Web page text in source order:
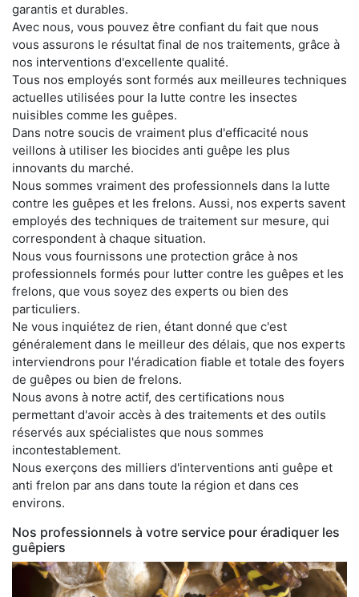
garantis et durables.
Avec nous, vous pouvez être confiant du fait que nous
vous assurons le résultat final de nos traitements, grâce à
nos interventions d'excellente qualité.
Tous nos employés sont formés aux meilleures techniques
actuelles utilisées pour la lutte contre les insectes
nuisibles comme les guêpes.
Dans notre soucis de vraiment plus d'efficacité nous
veillons à utiliser les biocides anti guêpe les plus
innovants du marché.
Nous sommes vraiment des professionnels dans la lutte
contre les guêpes et les frelons. Aussi, nos experts savent
employés des techniques de traitement sur mesure, qui
correspondent à chaque situation.
Nous vous fournissons une protection grâce à nos
professionnels formés pour lutter contre les guêpes et les
frelons, que vous soyez des experts ou bien des
particuliers.
Ne vous inquiétez de rien, étant donné que c'est
généralement dans le meilleur des délais, que nos experts
interviendrons pour l'éradication fiable et totale des foyers
de guêpes ou bien de frelons.
Nous avons à notre actif, des certifications nous
permettant d'avoir accès à des traitements et des outils
réservés aux spécialistes que nous sommes
incontestablement.
Nous exerçons des milliers d'interventions anti guêpe et
anti frelon par ans dans toute la région et dans ces
environs.
Nos professionnels à votre service pour éradiquer les
guêpiers